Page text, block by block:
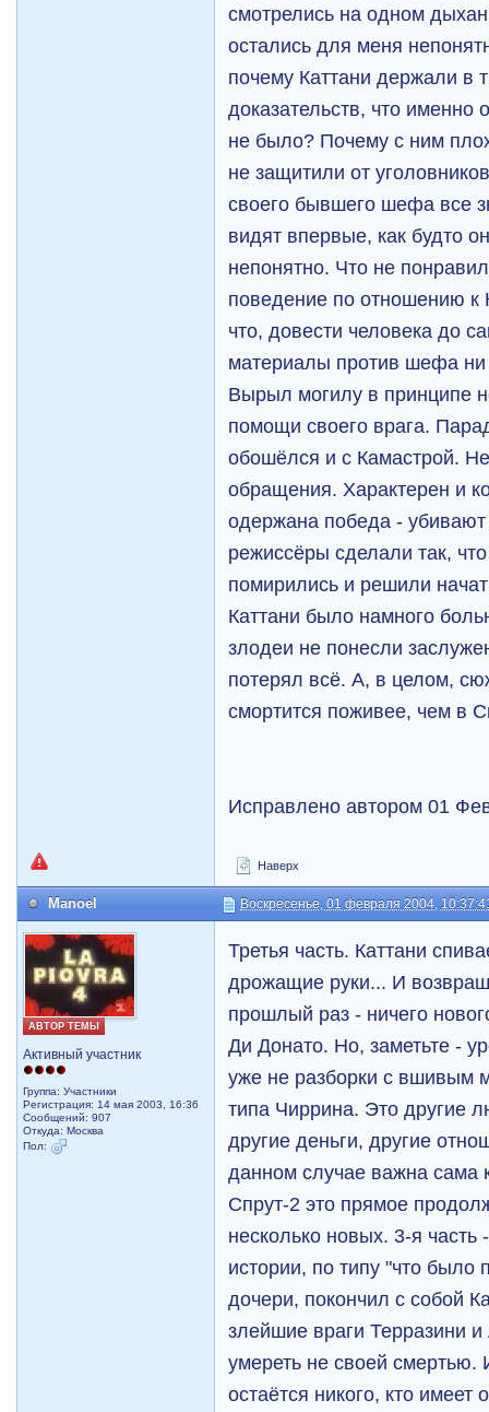
смотрелись на одном
остались для меня
почему Каттани держали в
доказательств, что именно
не было? Почему с ним
не защитили от
своего бывшего шефа все
видят впервые, как будто
непонятно. Что не
поведение по отношению к
что, довести человека до
материалы против шефа ни
Вырыл могилу в принципе
помощи своего врага.
обошёлся и с Камастрой.
обращения. Характерен и
одержана победа -
режиссёры сделали так,
помирились и решили
Каттани было намного
злодеи не понесли
потерял всё. А, в целом,
смортится поживее, чем в
Исправлено автором 01
Наверх
Manoel Воскресенье, 01 февраля 2004,
АВТОР ТЕМЫ
Активный участник
Группа: Участники
Регистрация: 14 мая 2003, 16:36
Сообщений: 907
Откуда: Москва
Пол:
Третья часть. Каттани
дрожащие руки... И
прошлый раз - ничего
Ди Донато. Но, заметьте -
уже не разборки с вшивым
типа Чиррина. Это другие
другие деньги, другие
данном случае важна сама
Спрут-2 это прямое
несколько новых. 3-я
истории, по типу "что
дочери, покончил с собой
злейшие враги Терразини
умереть не своей
остаётся никого, кто